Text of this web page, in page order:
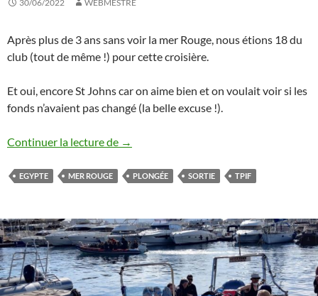
30/06/2022 WEBMESTRE
Après plus de 3 ans sans voir la mer Rouge, nous étions 18 du
club (tout de même !) pour cette croisière.
Et oui, encore St Johns car on aime bien et on voulait voir si les
fonds n’avaient pas changé (la belle excuse !).
Continuer la lecture de Croisière St Johns – Juin 2022
→
EGYPTE MER ROUGE PLONGÉE SORTIE TPIF